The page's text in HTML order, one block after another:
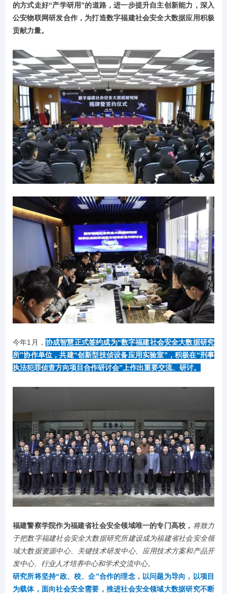
的方式走好“产学研用”的道路，进一步提升自主创新能力，深入
公安物联网研发合作，为打造数字福建社会安全大数据应用积极
贡献力量。
今年1月， 协成智慧正式签约成为“数字福建社会安全大数据研究
所”协作单位，共建“创新型技侦设备应用实验室”，积极在“刑事
执法犯罪侦查方向项目合作研讨会”上作出重要交流、研讨。
福建警察学院作为福建省社会安全领域唯一的专门高校， 将致力
于把数字福建社会安全大数据研究所建设成为福建省社会安全领
域大数据资源中心、关键技术研发中心、应用技术方案和产品开
发中心、行业人才培养中心和学术交流中心。
研究所将坚持“政、校、企”合作的理念，以问题为导向，以项目
为载体，面向社会安全需要，推进社会安全领域大数据研究不断